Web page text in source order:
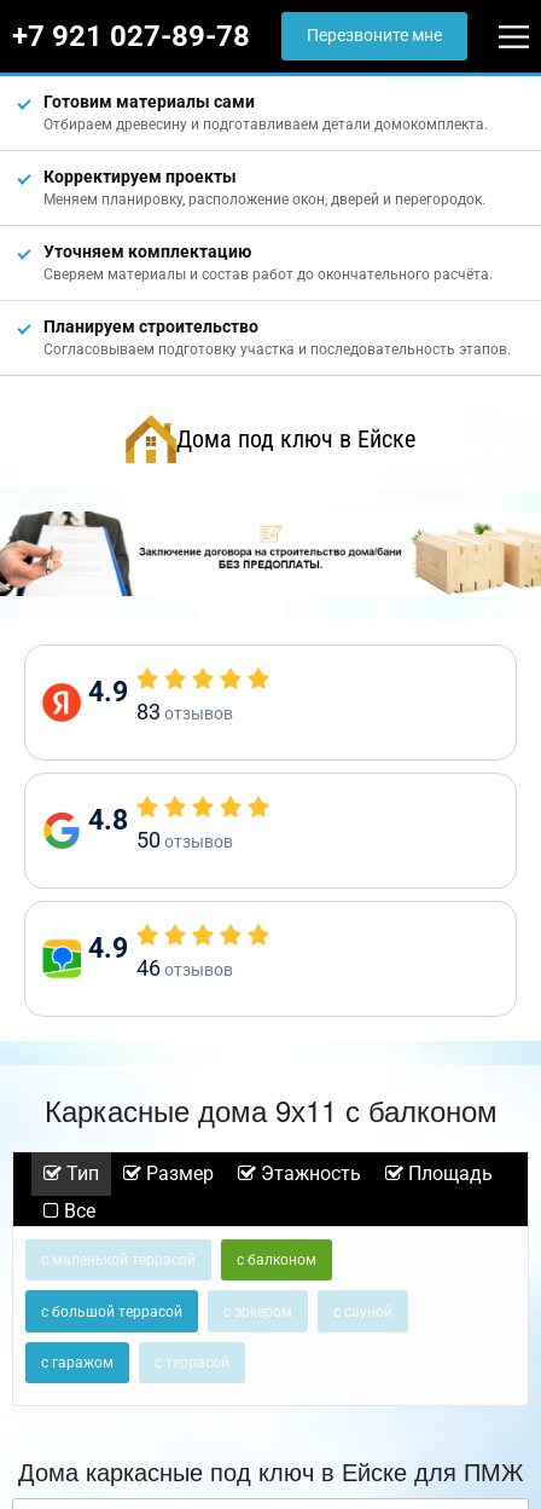
+7 921 027-89-78 Перезвоните мне
Готовим материалы сами
Отбираем древесину и подготавливаем детали домокомплекта.
Корректируем проекты
Меняем планировку, расположение окон, дверей и перегородок.
Уточняем комплектацию
Сверяем материалы и состав работ до окончательного расчёта.
Планируем строительство
Согласовываем подготовку участка и последовательность этапов.
Дома под ключ в Ейске
4.9
83 отзывов
4.8
50отзывов
4.9
46отзывов
Каркасные дома 9х11 с балконом
Тип Размер Этажность
Площадь
Все
с маленькой террасой с балконом
с большой террасой с эркером с сауной
с гаражом с террасой
Дома каркасные под ключ в Ейске для ПМЖ